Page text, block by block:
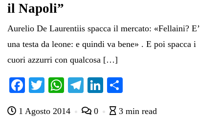
il Napoli”
Aurelio De Laurentiis spacca il mercato: «Fellaini? E’
una testa da leone: e quindi va bene» . E poi spacca i
cuori azzurri con qualcosa […]
Fa
bo
T
tte
W
ts
Te
gr
Li
ed di
1 Agosto 2014 0 3 min read